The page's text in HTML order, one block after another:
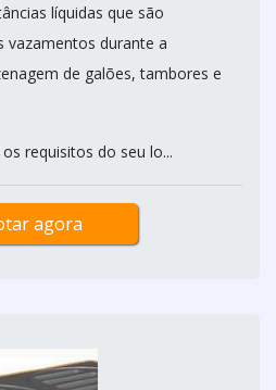
líquidas que são
vazamentos durante a
de galões, tambores e
requisitos do seu lo...
agora